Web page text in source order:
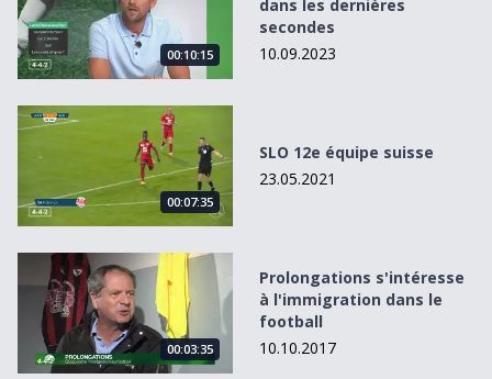
00:10:15
dans les dernières
secondes
10.09.2023
SLO 12e équipe suisse
00:07:35
SLO 12e équipe suisse
23.05.2021
Prolongations s&#039;intéresse à l&#039;immigration
00:03:35
Prolongations s'intéresse
à l'immigration dans le
football
10.10.2017